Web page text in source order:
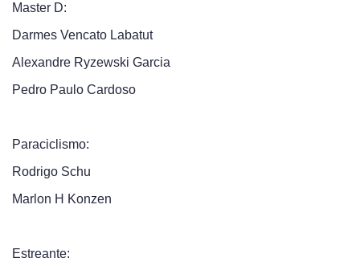
Master D:
Darmes Vencato Labatut
Alexandre Ryzewski Garcia
Pedro Paulo Cardoso
Paraciclismo:
Rodrigo Schu
Marlon H Konzen
Estreante: